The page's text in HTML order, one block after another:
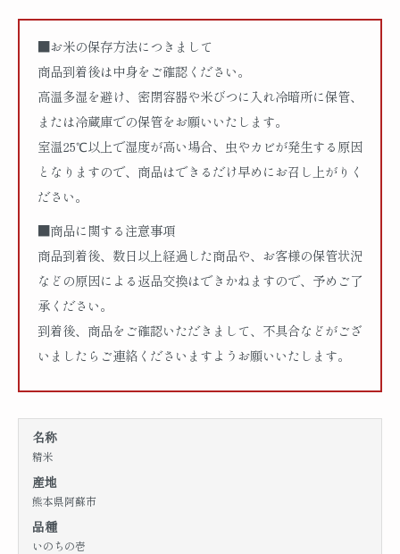
■お米の保存方法につきまして
商品到着後は中身をご確認ください。
高温多湿を避け、密閉容器や米びつに入れ冷暗所に保管、
または冷蔵庫での保管をお願いいたします。
室温25℃以上で湿度が高い場合、虫やカビが発生する原因
となりますので、商品はできるだけ早めにお召し上がりく
ださい。
■商品に関する注意事項
商品到着後、数日以上経過した商品や、お客様の保管状況
などの原因による返品交換はできかねますので、予めご了
承ください。
到着後、商品をご確認いただきまして、不具合などがござ
いましたらご連絡くださいますようお願いいたします。
名称
精米
産地
熊本県阿蘇市
品種
いのちの壱